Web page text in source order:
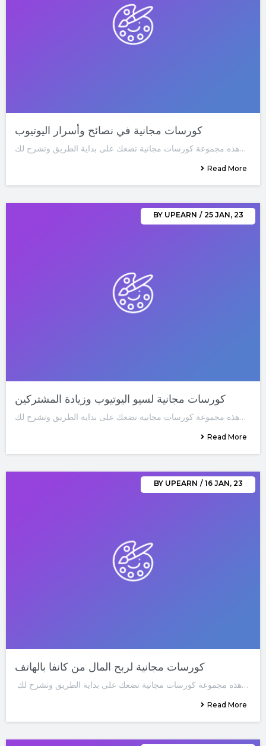
كورسات مجانية في نصائح وأسرار اليوتيوب
هذه مجموعة كورسات مجانية تضعك على بداية الطريق وتشرح لك…
Read More
كورسات مجانية لسيو اليوتيوب وزيادة المشتركين
BY UPEARN / 25 JAN, 23
هذه مجموعة كورسات مجانية تضعك على بداية الطريق وتشرح لك…
Read More
كورسات مجانية لربح المال من كانفا بالهاتف
BY UPEARN / 16 JAN, 23
هذه مجموعة كورسات مجانية تضعك على بداية الطريق وتشرح لك…
Read More